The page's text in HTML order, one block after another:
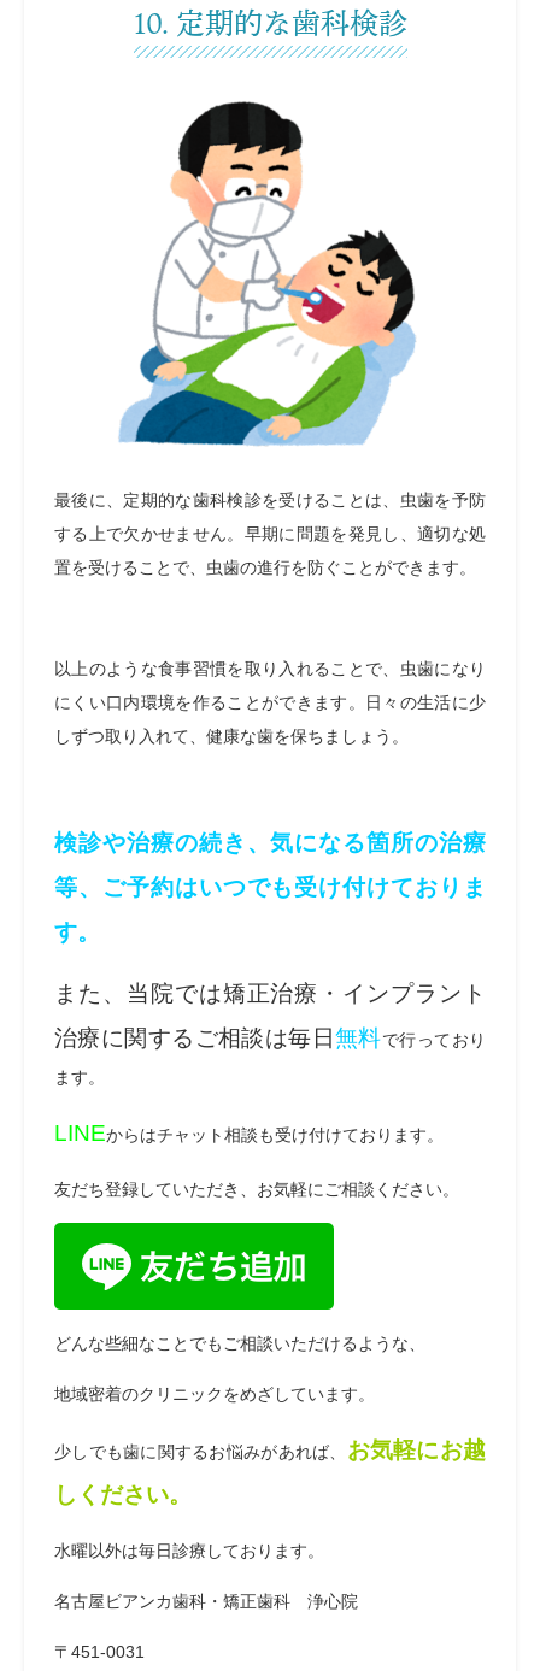
10. 定期的な歯科検診
最後に、定期的な歯科検診を受けることは、虫歯を予防
する上で欠かせません。早期に問題を発見し、適切な処
置を受けることで、虫歯の進行を防ぐことができます。
以上のような食事習慣を取り入れることで、虫歯になり
にくい口内環境を作ることができます。日々の生活に少
しずつ取り入れて、健康な歯を保ちましょう。
検診や治療の続き、気になる箇所の治療
等、ご予約はいつでも受け付けておりま
す。
また、当院では矯正治療・インプラント
治療に関するご相談は毎日無料で行っており
ます。
LINEからはチャット相談も受け付けております。
友だち登録していただき、お気軽にご相談ください。
どんな些細なことでもご相談いただけるような、
地域密着のクリニックをめざしています。
少しでも歯に関するお悩みがあれば、 お気軽にお越
しください。
水曜以外は毎日診療しております。
名古屋ビアンカ歯科・矯正歯科 浄心院
〒451-0031